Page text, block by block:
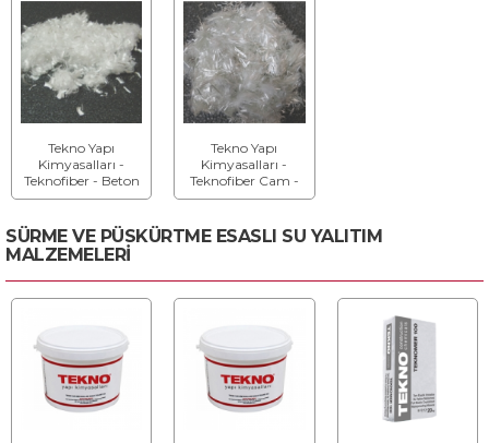
Tekno Yapı
Kimyasalları -
Teknofiber - Beton
ve Harçlar İçin
Tekno Yapı
Kimyasalları -
Teknofiber Cam -
Beton ve Harçlar
SÜRME VE PÜSKÜRTME ESASLI SU YALITIM
MALZEMELERİ